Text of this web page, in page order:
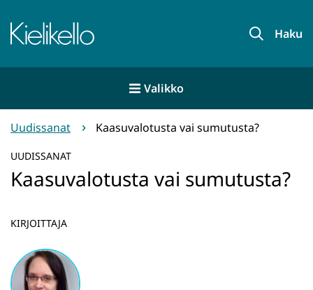
sisältöön
Etusivu Haku
Valikko
Uudissanat Kaasuvalotusta vai sumutusta?
UUDISSANAT
Kaasuvalotusta vai sumutusta?
KIRJOITTAJA